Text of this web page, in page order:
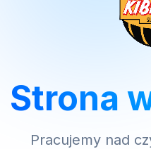
Strona
Pracujemy nad